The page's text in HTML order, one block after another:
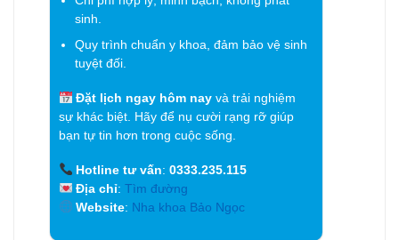
sinh.
Quy trình chuẩn y khoa, đảm bảo vệ sinh
tuyệt đối.
Đặt lịch ngay hôm nay và trải nghiệm
sự khác biệt. Hãy để nụ cười rạng rỡ giúp
bạn tự tin hơn trong cuộc sống.
Hotline tư vấn:0333.235.115
Địa chỉ:Tìm đường
Website: Nha khoa Bảo Ngọc